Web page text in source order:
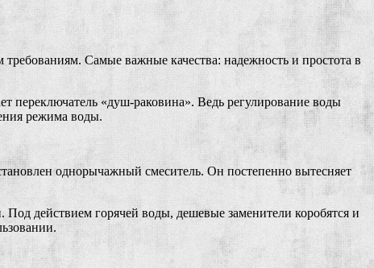
Самые важные качества: надежность и простота в
переключатель «душ-раковина». Ведь регулирование воды
режима воды.
однорычажный смеситель. Он постепенно вытесняет
действием горячей воды, дешевые заменители коробятся и